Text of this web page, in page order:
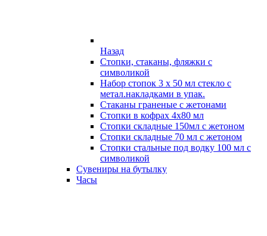
Назад
Стопки, стаканы, фляжки с
символикой
Набор стопок 3 х 50 мл стекло с
метал.накладками в упак.
Стаканы граненые с жетонами
Стопки в кофрах 4х80 мл
Стопки складные 150мл с жетоном
Стопки складные 70 мл с жетоном
Стопки стальные под водку 100 мл с
символикой
Сувениры на бутылку
Часы